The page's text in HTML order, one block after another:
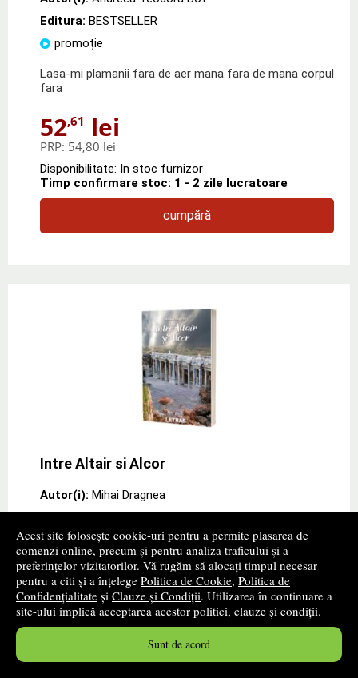
Acest site folosește cookie-uri pentru a permite plasarea de
comenzi online, precum și pentru analiza traficului și a
preferințelor vizitatorilor. Vă rugăm să alocați timpul necesar
pentru a citi și a înțelege Politica de Cookie, Politica de
Confidențialitate și Clauze și Condiții. Utilizarea în continuare a
site-ului implică acceptarea acestor politici, clauze și condiții.
Sunt de acord
Editura: BESTSELLER
promoție
Lasa-mi plamanii fara de aer mana fara de mana corpul
fara
52,61 lei
PRP: 54,80 lei
Disponibilitate: In stoc furnizor
Timp confirmare stoc: 1 - 2 zile lucratoare
cumpără
Intre Altair si Alcor
Autor(i): Mihai Dragnea
promoție
Metamorfozele eului in poezia lui Mihai Dragnea-Intre
Altair si Alcor-volum de poezii “Fara indoiala, Mihai
Dragnea este o voce lirica distincta, nu numai prin teme
si motive arhicunoscute, ci mai» ...mai mult